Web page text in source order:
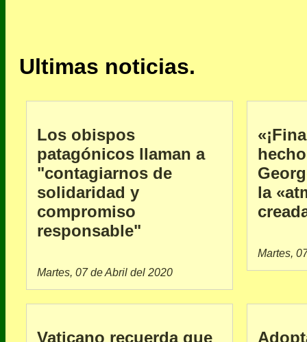
Ultimas noticias.
Los obispos
patagónicos llaman a
"contagiarnos de
solidaridad y
compromiso
responsable"
Martes, 07 de Abril del 2020
la
Martes,
Vaticano recuerda que